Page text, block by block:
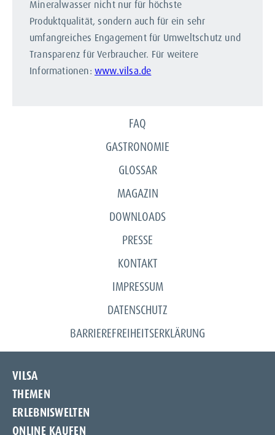
Mineralwasser nicht nur für höchste
Produktqualität, sondern auch für ein sehr
umfangreiches Engagement für Umweltschutz und
Transparenz für Verbraucher. Für weitere
Informationen: www.vilsa.de
FAQ
GASTRONOMIE
GLOSSAR
MAGAZIN
DOWNLOADS
PRESSE
KONTAKT
IMPRESSUM
DATENSCHUTZ
BARRIEREFREIHEITSERKLÄRUNG
VILSA
Unternehmen
Unsere Quelle
Produkte
THEMEN
Frischeschutzflasche
NIX-PACK
ERLEBNISWELTEN
ONLINE KAUFEN